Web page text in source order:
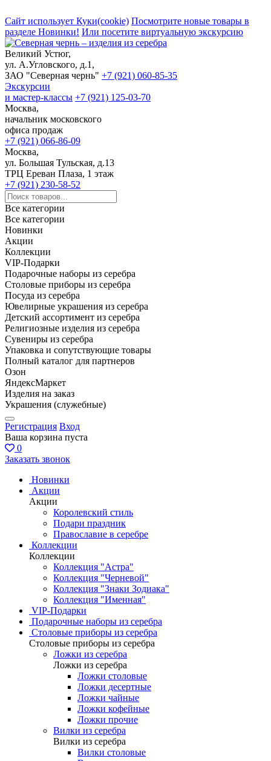
Сайт использует Куки(cookie) Посмотрите новые товары в
разделе Новинки! Или посетите виртуальную экскурсию
Великий Устюг,
ул. А.Угловского, д.1,
ЗАО "Северная чернь" +7 (921) 060-85-35
Экскурсии
и мастер-классы +7 (921) 125-03-70
Москва,
начальник московского
офиса продаж
+7 (921) 066-86-09
Москва,
ул. Большая Тульская, д.13
ТРЦ Ереван Плаза, 1 этаж
+7 (921) 230-58-52
Все категории
Все категории
Новинки
Акции
Коллекции
VIP-Подарки
Подарочные наборы из серебра
Столовые приборы из серебра
Посуда из серебра
Ювелирные украшения из серебра
Детский ассортимент из серебра
Религиозные изделия из серебра
Сувениры из серебра
Упаковка и сопутствующие товары
Полный каталог для партнеров
Озон
ЯндексМаркет
Изделия на заказ
Украшения (служебные)
Регистрация Вход
Ваша корзина пуста
0
Заказать звонок
Новинки
Акции
Акции
Королевский стиль
Подари праздник
Православие в серебре
Коллекции
Коллекции
Коллекция "Астра"
Коллекция "Черневой"
Коллекция "Знаки Зодиака"
Коллекция "Именная"
VIP-Подарки
Подарочные наборы из серебра
Столовые приборы из серебра
Столовые приборы из серебра
Ложки из серебра
Ложки из серебра
Ложки столовые
Ложки десертные
Ложки чайные
Ложки кофейные
Ложки прочие
Вилки из серебра
Вилки из серебра
Вилки столовые